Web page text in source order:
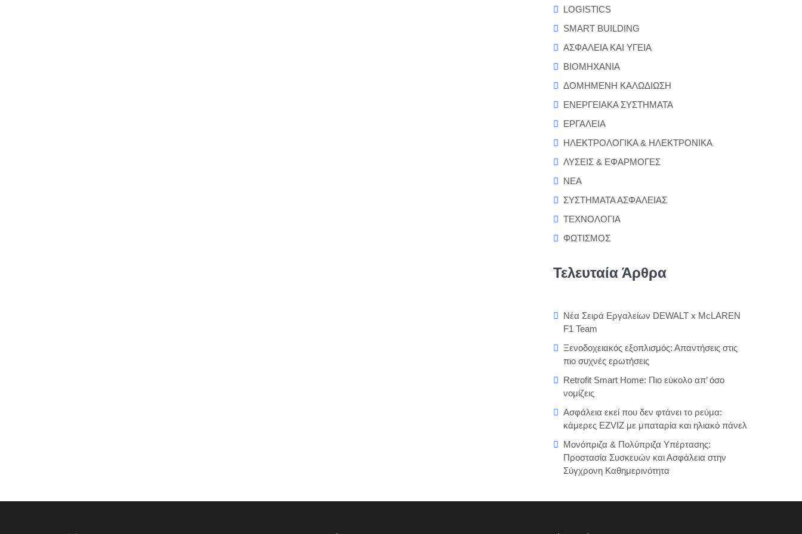
LOGISTICS
SMART BUILDING
ΑΣΦΑΛΕΙΑ ΚΑΙ ΥΓΕΙΑ
ΒΙΟΜΗΧΑΝΙΑ
ΔΟΜΗΜΕΝΗ ΚΑΛΩΔΙΩΣΗ
ΕΝΕΡΓΕΙΑΚΑ ΣΥΣΤΗΜΑΤΑ
ΕΡΓΑΛΕΙΑ
ΗΛΕΚΤΡΟΛΟΓΙΚΑ & ΗΛΕΚΤΡΟΝΙΚΑ
ΛΥΣΕΙΣ & ΕΦΑΡΜΟΓΕΣ
ΝΕΑ
ΣΥΣΤΗΜΑΤΑ ΑΣΦΑΛΕΙΑΣ
ΤΕΧΝΟΛΟΓΙΑ
ΦΩΤΙΣΜΟΣ
Τελευταία Άρθρα
Νέα Σειρά Εργαλείων DEWALT x McLAREN
F1 Team
Ξενοδοχειακός εξοπλισμός: Απαντήσεις στις
πιο συχνές ερωτήσεις
Retrofit Smart Home: Πιο εύκολο απ’ όσο
νομίζεις
Ασφάλεια εκεί που δεν φτάνει το ρεύμα:
κάμερες EZVIZ με μπαταρία και ηλιακό πάνελ
Μονόπριζα & Πολύπριζα Υπέρτασης:
Προστασία Συσκευών και Ασφάλεια στην
Σύγχρονη Καθημερινότητα